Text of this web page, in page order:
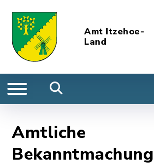
Amt Itzehoe-
Land
Amtliche